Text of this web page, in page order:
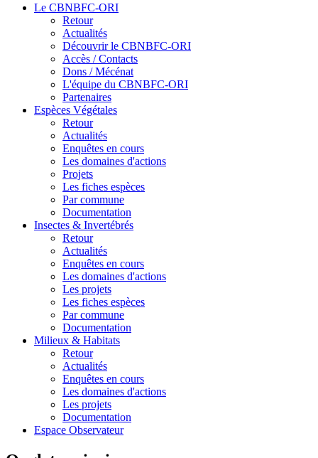
Le CBNBFC-ORI
Retour
Actualités
Découvrir le CBNBFC-ORI
Accès / Contacts
Dons / Mécénat
L'équipe du CBNBFC-ORI
Partenaires
Espèces Végétales
Retour
Actualités
Enquêtes en cours
Les domaines d'actions
Projets
Les fiches espèces
Par commune
Documentation
Insectes & Invertébrés
Retour
Actualités
Enquêtes en cours
Les domaines d'actions
Les projets
Les fiches espèces
Par commune
Documentation
Milieux & Habitats
Retour
Actualités
Enquêtes en cours
Les domaines d'actions
Les projets
Documentation
Espace Observateur